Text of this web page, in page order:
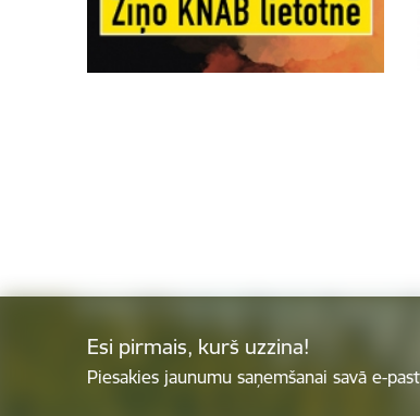
Esi pirmais, kurš uzzina!
Piesakies jaunumu saņemšanai savā e-